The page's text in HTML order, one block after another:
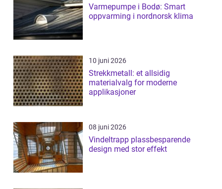
Varmepumpe i Bodø: Smart
oppvarming i nordnorsk klima
10 juni 2026
Strekkmetall: et allsidig
materialvalg for moderne
applikasjoner
08 juni 2026
Vindeltrapp plassbesparende
design med stor effekt